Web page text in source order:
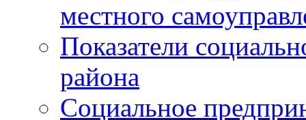
местного
Показатели
района
Социальное